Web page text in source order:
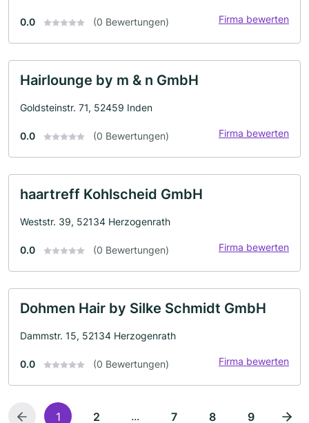
0.0 (0 Bewertungen) Firma bewerten
Hairlounge by m & n GmbH
Goldsteinstr. 71, 52459 Inden
0.0 (0 Bewertungen) Firma bewerten
haartreff Kohlscheid GmbH
Weststr. 39, 52134 Herzogenrath
0.0 (0 Bewertungen) Firma bewerten
Dohmen Hair by Silke Schmidt GmbH
Dammstr. 15, 52134 Herzogenrath
0.0 (0 Bewertungen) Firma bewerten
1 2 ... 7 8 9